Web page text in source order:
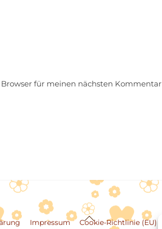
für meinen nächsten Kommentar
Back
Impressum Cookie-Richtlinie (EU)